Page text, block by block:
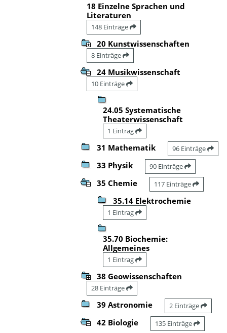
18 Einzelne Sprachen und
Literaturen
148 Einträge
20 Kunstwissenschaften
8 Einträge
24 Musikwissenschaft
10 Einträge
24.05 Systematische
Theaterwissenschaft
1 Eintrag
31 Mathematik 96 Einträge
33 Physik 90 Einträge
35 Chemie 117 Einträge
35.14 Elektrochemie
1 Eintrag
35.70 Biochemie:
Allgemeines
1 Eintrag
38 Geowissenschaften
28 Einträge
39 Astronomie 2 Einträge
42 Biologie 135 Einträge